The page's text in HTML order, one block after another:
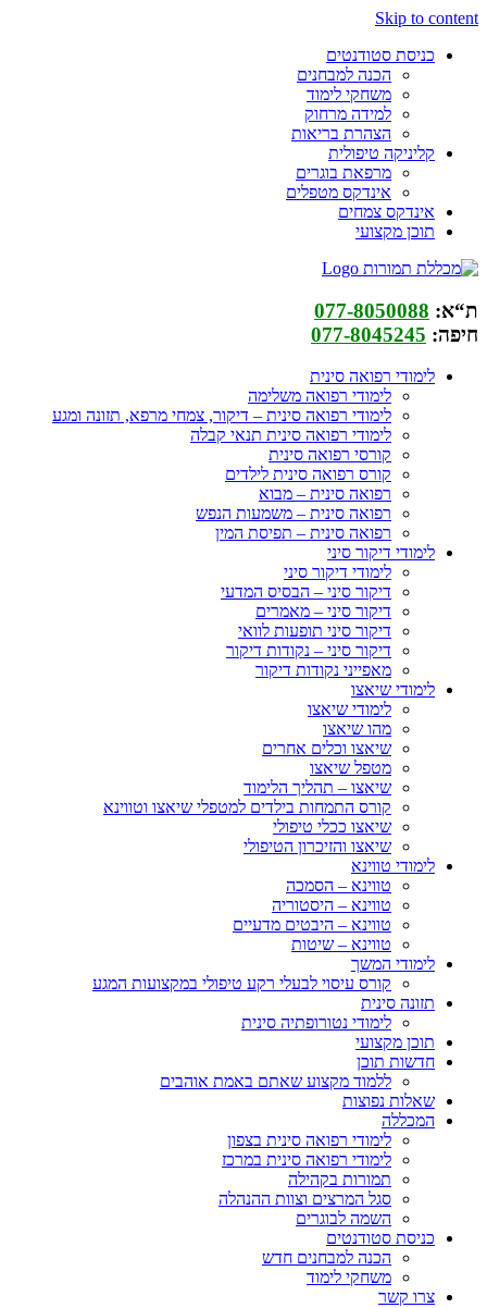
Skip to content
כניסת סטודנטים
הכנה למבחנים
משחקי לימוד
למידה מרחוק
הצהרת בריאות
קליניקה טיפולית
מרפאת בוגרים
אינדקס מטפלים
אינדקס צמחים
תוכן מקצועי
ת“א: 077-8050088
חיפה: 077-8045245
לימודי רפואה סינית
לימודי רפואה משלימה
לימודי רפואה סינית – דיקור, צמחי מרפא, תזונה ומגע
לימודי רפואה סינית תנאי קבלה
קורסי רפואה סינית
קורס רפואה סינית לילדים
רפואה סינית – מבוא
רפואה סינית – משמעות הנפש
רפואה סינית – תפיסת המין
לימודי דיקור סיני
לימודי דיקור סיני
דיקור סיני – הבסיס המדעי
דיקור סיני – מאמרים
דיקור סיני תופעות לוואי
דיקור סיני – נקודות דיקור
מאפייני נקודות דיקור
לימודי שיאצו
לימודי שיאצו
מהו שיאצו
שיאצו וכלים אחרים
מטפל שיאצו
שיאצו – תהליך הלימוד
קורס התמחות בילדים למטפלי שיאצו וטווינא
שיאצו ככלי טיפולי
שיאצו והזיכרון הטיפולי
לימודי טווינא
טווינא – הסמכה
טווינא – היסטוריה
טווינא – היבטים מדעיים
טווינא – שיטות
לימודי המשך
קורס עיסוי לבעלי רקע טיפולי במקצועות המגע
תזונה סינית
לימודי נטורופתיה סינית
תוכן מקצועי
חדשות תוכן
ללמוד מקצוע שאתם באמת אוהבים
שאלות נפוצות
המכללה
לימודי רפואה סינית בצפון
לימודי רפואה סינית במרכז
תמורות בקהילה
סגל המרצים וצוות ההנהלה
השמה לבוגרים
כניסת סטודנטים
הכנה למבחנים חדש
משחקי לימוד
צרו קשר